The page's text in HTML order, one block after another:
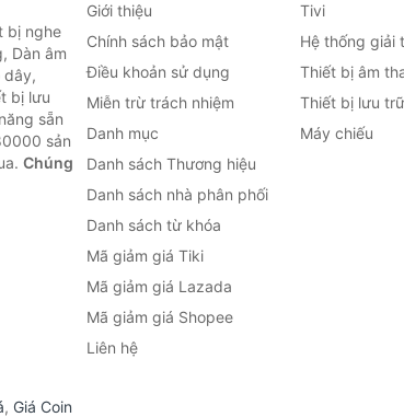
bị nghe
Dàn âm
dây,
bị lưu
sẵn
sản
Chúng
Giới thiệu
Chính sách bảo mật
Điều khoản sử dụng
Miễn trừ trách nhiệm
Danh mục
Danh sách Thương hiệu
Danh sách nhà phân phối
Danh sách từ khóa
Mã giảm giá Tiki
Mã giảm giá Lazada
Mã giảm giá Shopee
Liên hệ
Tivi
Hệ thống giải
Thiết bị âm
Thiết bị lưu trữ
Máy chiếu
, Giá Coin